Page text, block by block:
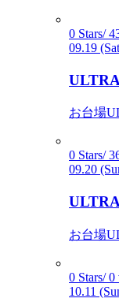
0 Stars/
09.19
お台場
0 Stars/
09.20
お台場
0 Stars/
10.11